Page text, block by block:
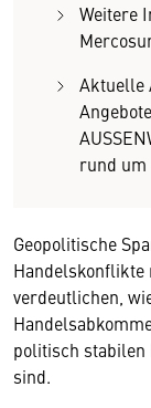
Weitere
Aktuelle
rund um
Geopolitische
Handelskonflikte
verdeutlichen,
politisch stabilen
sind.